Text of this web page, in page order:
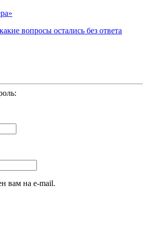
вопросы остались без ответа
вам на e-mail.